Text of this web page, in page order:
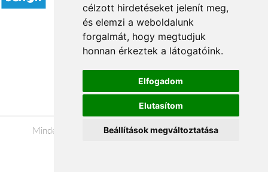
célzott hirdetéseket jelenít meg,
és elemzi a weboldalunk
forgalmát, hogy megtudjuk
honnan érkeztek a látogatóink.
Elfogadom
Elutasítom
Beállítások megváltoztatása
Impresszum
Adatkezelési tájékoztató
Minden jog fenntartva © 2026 |+36 20 488-8362